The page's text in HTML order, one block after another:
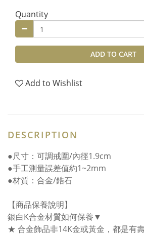
Quantity
ADD TO CART
Add to Wishlist
DESCRIPTION
●尺寸：可調戒圍/內徑1.9cm
●手工測量誤差值約1~2mm
●材質：合金/鋯石
【商品保養說明】
銀白K合金材質如何保養▼
★ 合金飾品非14K金或黃金，都是有壽